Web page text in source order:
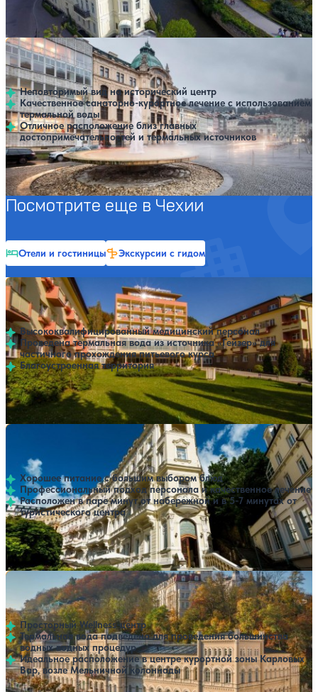
Профилей лечения: 3
Санаторий Central
Карловы Вары
Неповторимый вид на исторический центр
Качественное санаторно-курортное лечение с использованием
термальной воды
Отличное расположение близ главных
достопримечательностей и термальных источников
Профилей лечения: 3 Крытый бассейн SPA
Нет цен или свободных мест на выбранные даты
Выбрать другой вариант
Посмотрите еще в Чехии
Отели и гостиницы Экскурсии с гидом
Санаторий Sanssouci
Карловы Вары
Высококвалифицированный медицинский персонал
Проведена термальная вода из источника «Гейзер» для
частичного прохождения питьевого курса
Благоустроенная территория
Профилей лечения: 3 Крытый бассейн SPA
Нет цен или свободных мест на выбранные даты
Выбрать другой вариант
Санаторий Anglicky Dvur (Английский двор)
Карловы Вары
Хорошее питание с большим выбором блюд
Профессиональный подход персонала и качественное лечение
Расположен в паре минут от набережной и в 5-7 минутах от
туристического центра
Профилей лечения:3 SPA
Нет цен или свободных мест на выбранные даты
Выбрать другой вариант
Санаторий Windsor Medical Complex and Spa Hotel
Карловы Вары
Просторный Wellness-центр
Термальная вода подведена для проведения большинства
водных водных процедур
Идеальное расположение в центре курортной зоны Карловых
Вар, возле Мельничной колоннады
Нет цен или свободных мест на выбранные даты
Выбрать другой вариант